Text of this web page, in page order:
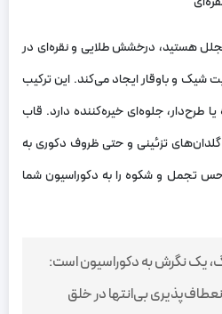
هستید، درخشش طلایی و نقره‌ای در
شیک و باوقار ایجاد می‌کند. این ترکیب
جلوه‌ای خیره‌کننده دارد. قاب
گلدان‌های تزئینی و حتی ظروف دکوری به
حس تجمل و شکوه را به دکوراسیون شما
یک نگرش به دکوراسیون است:
بی‌انتها در خلق